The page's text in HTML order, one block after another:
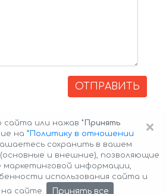
ОТПРАВИТЬ
2026 Авто-Аренда Cookie Policy
×
сайта или нажав "Принять
на ”Политику в отношении
сохранить в вашем
и внешние), позволяющие
маркетинговой информации,
использования сайта и
сайте.
Принять все